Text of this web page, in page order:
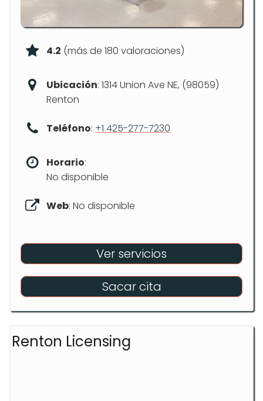
4.2 (más de 180 valoraciones)
Ubicación: 1314 Union Ave NE, (98059)
Renton
Teléfono: +1 425-277-7230
Horario:
No disponible
Web: No disponible
Ver servicios
Sacar cita
Renton Licensing